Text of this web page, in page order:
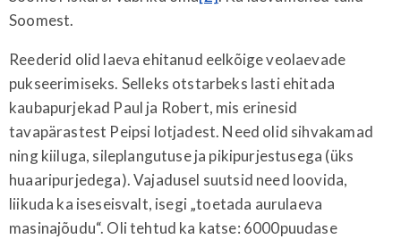
Soomest.
Reederid olid laeva ehitanud eelkõige veolaevade
pukseerimiseks. Selleks otstarbeks lasti ehitada
kaubapurjekad Paul ja Robert, mis erinesid
tavapärastest Peipsi lotjadest. Need olid sihvakamad
ning kiiluga, sileplangutuse ja pikipurjestusega (üks
huaaripurjedega). Vajadusel suutsid need loovida,
liikuda ka iseseisvalt, isegi „toetada aurulaeva
masinajõudu“. Oli tehtud ka katse: 6000puudase